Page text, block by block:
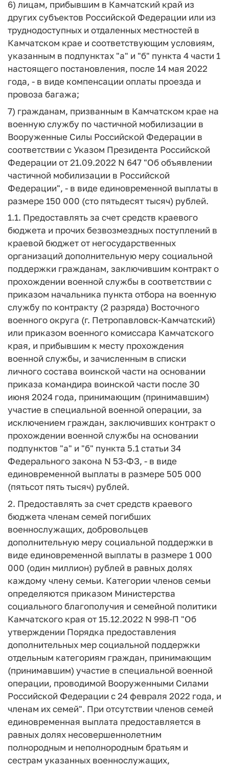
6) лицам, прибывшим в Камчатский край из
других субъектов Российской Федерации или из
труднодоступных и отдаленных местностей в
Камчатском крае и соответствующим условиям,
указанным в подпунктах "а" и "б" пункта 4 части 1
настоящего постановления, после 14 мая 2022
года, - в виде компенсации оплаты проезда и
провоза багажа;
7) гражданам, призванным в Камчатском крае на
военную службу по частичной мобилизации в
Вооруженные Силы Российской Федерации в
соответствии с Указом Президента Российской
Федерации от 21.09.2022 N 647 "Об объявлении
частичной мобилизации в Российской
Федерации", - в виде единовременной выплаты в
размере 150 000 (сто пятьдесят тысяч) рублей.
1.1. Предоставлять за счет средств краевого
бюджета и прочих безвозмездных поступлений в
краевой бюджет от негосударственных
организаций дополнительную меру социальной
поддержки гражданам, заключившим контракт о
прохождении военной службы в соответствии с
приказом начальника пункта отбора на военную
службу по контракту (2 разряда) Восточного
военного округа (г. Петропавловск-Камчатский)
или приказом военного комиссара Камчатского
края, и прибывшим к месту прохождения
военной службы, и зачисленным в списки
личного состава воинской части на основании
приказа командира воинской части после 30
июня 2024 года, принимающим (принимавшим)
участие в специальной военной операции, за
исключением граждан, заключивших контракт о
прохождении военной службы на основании
подпунктов "а" и "б" пункта 5.1 статьи 34
Федерального закона N 53-ФЗ, - в виде
единовременной выплаты в размере 505 000
(пятьсот пять тысяч) рублей.
2. Предоставлять за счет средств краевого
бюджета членам семей погибших
военнослужащих, добровольцев
дополнительную меру социальной поддержки в
виде единовременной выплаты в размере 1 000
000 (один миллион) рублей в равных долях
каждому члену семьи. Категории членов семьи
определяются приказом Министерства
социального благополучия и семейной политики
Камчатского края от 15.12.2022 N 998-П "Об
утверждении Порядка предоставления
дополнительных мер социальной поддержки
отдельным категориям граждан, принимающим
(принимавшим) участие в специальной военной
операции, проводимой Вооруженными Силами
Российской Федерации с 24 февраля 2022 года, и
членам их семей". При отсутствии членов семей
единовременная выплата предоставляется в
равных долях несовершеннолетним
полнородным и неполнородным братьям и
сестрам указанных военнослужащих,